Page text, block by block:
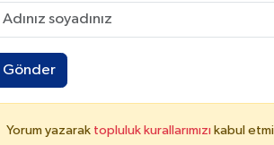
Gönder
Yorum yazarak topluluk kurallarımızı kabul